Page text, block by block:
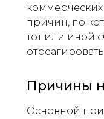
причин, по
тот или иной
Причины
Основной